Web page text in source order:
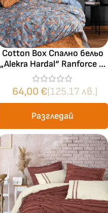
Cotton Box Спално бельо
„Alekra Hardal“ Ranforce –
100% памук ранфорс – 5
части – за спалня с два
плика
64,00 €(125.17 лв.)
Разгледай